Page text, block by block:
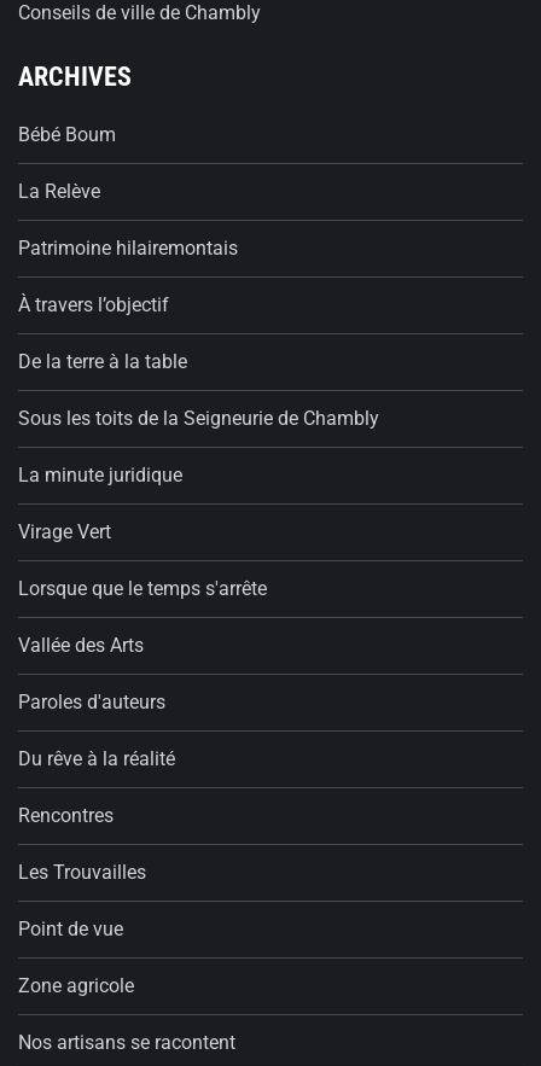
Conseils de ville de Chambly
ARCHIVES
Bébé Boum
La Relève
Patrimoine hilairemontais
À travers l’objectif
De la terre à la table
Sous les toits de la Seigneurie de Chambly
La minute juridique
Virage Vert
Lorsque que le temps s'arrête
Vallée des Arts
Paroles d'auteurs
Du rêve à la réalité
Rencontres
Les Trouvailles
Point de vue
Zone agricole
Nos artisans se racontent